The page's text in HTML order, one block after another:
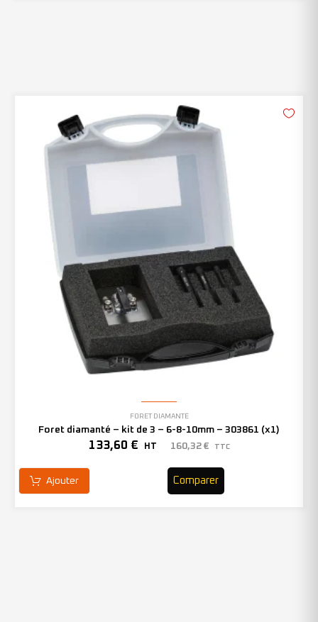
FORET DIAMANTÉ
Foret diamanté – kit de 3 – 6-8-10mm – 303861 (x1)
133,60 € HT 160,32 € TTC
Ajouter Comparer